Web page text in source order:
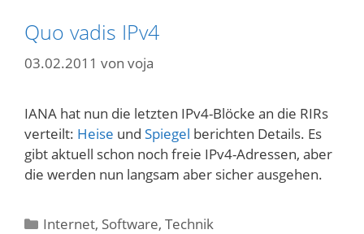
Quo vadis IPv4
03.02.2011 von voja
IANA hat nun die letzten IPv4-Blöcke an die RIRs
verteilt: Heise und Spiegel berichten Details. Es
gibt aktuell schon noch freie IPv4-Adressen, aber
die werden nun langsam aber sicher ausgehen.
Kategorien
Internet, Software,Technik